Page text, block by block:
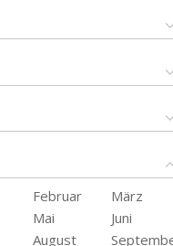
Februar
März
Mai
Juni
August